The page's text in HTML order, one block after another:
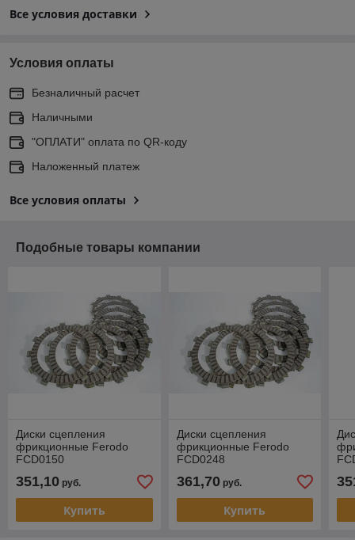
Все условия доставки
Условия оплаты
Безналичный расчет
Наличными
"ОПЛАТИ" оплата по QR-коду
Наложенный платеж
Все условия оплаты
Подобные товары компании
Диски сцепления
фрикционные Ferodo
FCD0150
351,10 руб.
Купить
Диски сцепления
фрикционные Ferodo
FCD0248
361,70руб.
Купить